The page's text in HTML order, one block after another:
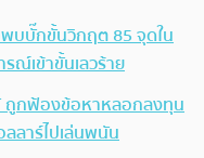
บบั๊กขั้นวิกฤต 85 จุดใน
ณ์เข้าขั้นเลวร้าย
ถูกฟ้องข้อหาหลอกลงทุน
ลาร์ไปเล่นพนัน